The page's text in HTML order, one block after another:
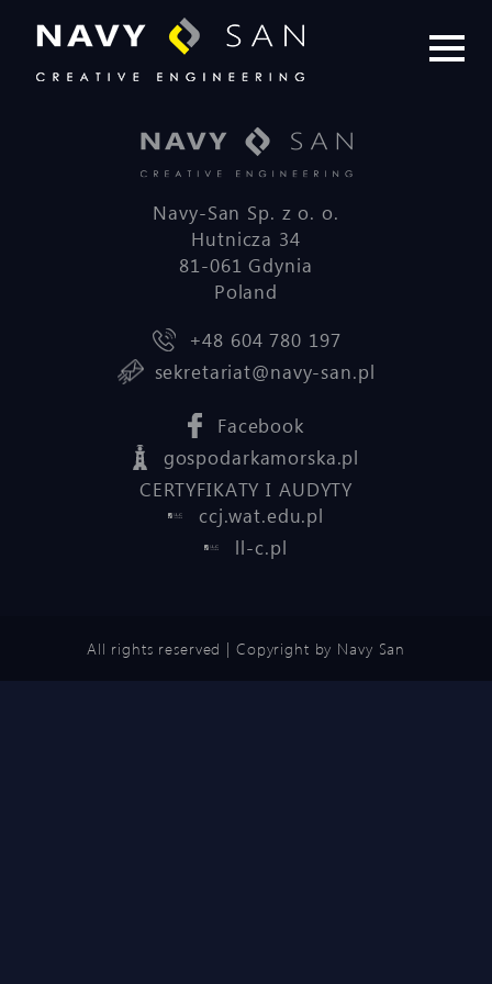
Navy-San Sp. z o. o.
Hutnicza 34
81-061 Gdynia
Poland
+48 604 780 197
sekretariat@navy-san.pl
Facebook
gospodarkamorska.pl
CERTYFIKATY I AUDYTY
ccj.wat.edu.pl
ll-c.pl
All rights reserved | Copyright by Navy San